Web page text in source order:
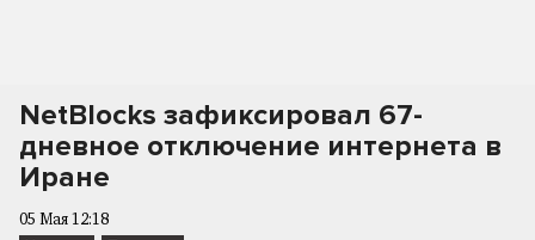
NetBlocks зафиксировал 67-
дневное отключение интернета в
Иране
05 Мая 12:18